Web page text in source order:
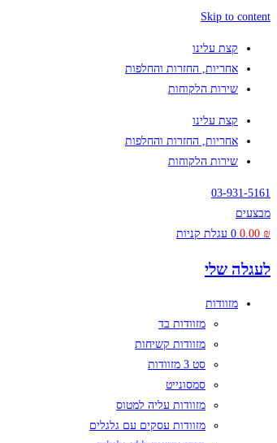
Skip to content
קצת עלינו
אחריות, החזרות והחלפות
שירות הלקוחות
קצת עלינו
אחריות, החזרות והחלפות
שירות הלקוחות
03-931-5161
מבצעים
0.00 ₪
0 עגלת קניות
לעגלה שלי
מזוודות
מזוודות בד
מזוודות קשיחות
סט 3 מזוודות
סמסונייט
מזוודות עליה למטוס
מזוודות עסקים עם גלגלים